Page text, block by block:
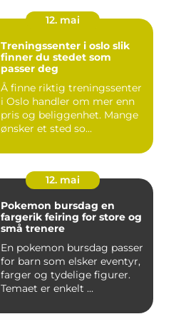
12. mai
Treningssenter i oslo slik
finner du stedet som
passer deg
Å finne riktig treningssenter
i Oslo handler om mer enn
pris og beliggenhet. Mange
ønsker et sted so...
12. mai
Pokemon bursdag en
fargerik feiring for store og
små trenere
En pokemon bursdag passer
for barn som elsker eventyr,
farger og tydelige figurer.
Temaet er enkelt ...